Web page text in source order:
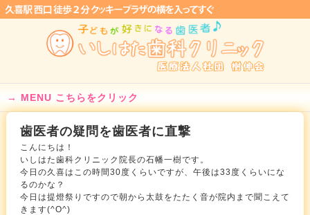
MENU こちらをクリック
歯医者の疑問を歯医者に直撃
こんにちは！
いしはた歯科クリニック院長の石幡一樹です。
今日の久喜はこの時間30度くらいですが、午後は33度くらいにな
るのかな？
今日は提燈祭りですので朝から太鼓をたたく音が院内まで聞こえて
きます(^O^)